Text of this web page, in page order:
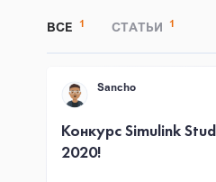
ВСЕ 1 СТАТЬИ 1
Sancho
Конкурс Simulink
2020!